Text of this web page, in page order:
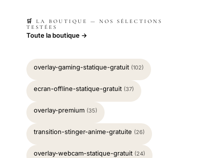
🛒 LA BOUTIQUE — NOS SÉLECTIONS
TESTÉES
Toute la boutique →
overlay-gaming-statique-gratuit (102)
ecran-offline-statique-gratuit (37)
overlay-premium (35)
transition-stinger-anime-gratuite (26)
overlay-webcam-statique-gratuit (24)